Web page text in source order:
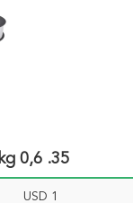
0,6 .35
USD 1